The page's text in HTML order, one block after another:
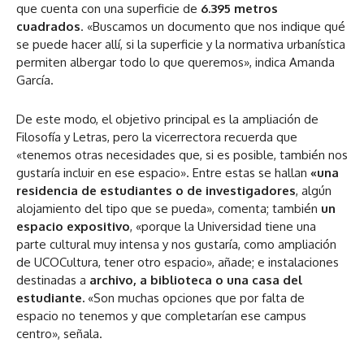
que cuenta con una superficie de 6.395 metros
cuadrados. «Buscamos un documento que nos indique qué
se puede hacer allí, si la superficie y la normativa urbanística
permiten albergar todo lo que queremos», indica Amanda
García.
De este modo, el objetivo principal es la ampliación de
Filosofía y Letras, pero la vicerrectora recuerda que
«tenemos otras necesidades que, si es posible, también nos
gustaría incluir en ese espacio». Entre estas se hallan «una
residencia de estudiantes o de investigadores, algún
alojamiento del tipo que se pueda», comenta; también un
espacio expositivo, «porque la Universidad tiene una
parte cultural muy intensa y nos gustaría, como ampliación
de UCOCultura, tener otro espacio», añade; e instalaciones
destinadas a archivo, a biblioteca o una casa del
estudiante. «Son muchas opciones que por falta de
espacio no tenemos y que completarían ese campus
centro», señala.